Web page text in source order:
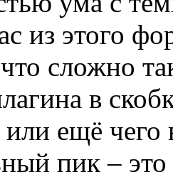
из этого
сложно
в
или ещё
пик –